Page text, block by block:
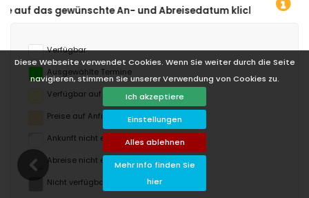
Diese Webseite verwendet Cookies. Wenn Sie weiter durch die Seite
navigieren, stimmen Sie unserer Verwendung von Cookies zu.
Ich akzeptiere
Einstellungen
Alles ablehnen
Mehr Info finden Sie
hier
und Abreisedatum klicken!
Verfügbar
Ausgewählte Termine
Verfügbar auf Anfrage
Preise auf Anfrage
Ankunft nicht erlaubt
Abreise nicht erlaubt
Nicht verfügbar